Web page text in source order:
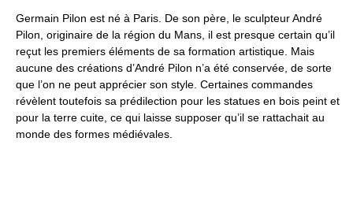
Germain Pilon est né à Paris. De son père, le sculpteur André
Pilon, originaire de la région du Mans, il est presque certain qu’il
reçut les premiers éléments de sa formation artistique. Mais
aucune des créations d’André Pilon n’a été conservée, de sorte
que l’on ne peut apprécier son style. Certaines commandes
révèlent toutefois sa prédilection pour les statues en bois peint et
pour la terre cuite, ce qui laisse supposer qu’il se rattachait au
monde des formes médiévales.